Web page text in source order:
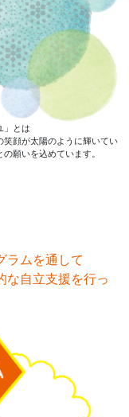
」とは
笑顔が太陽のように輝いてい
の願いを込めています。
ラムを通して
な自立支援を行っ